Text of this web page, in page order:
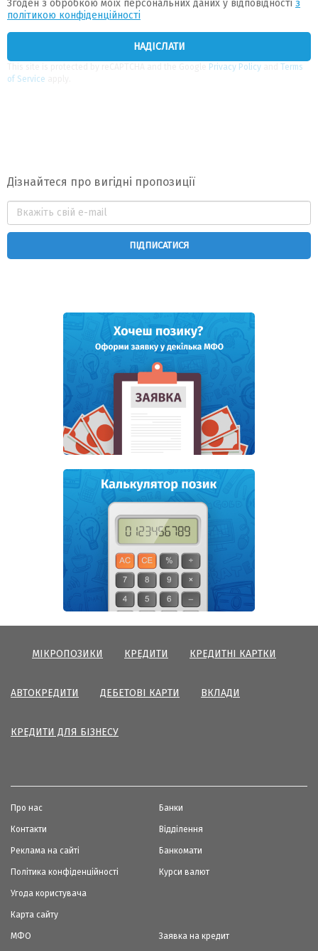
Згоден з обробкою моїх персональних даних у відповідності з
політикою конфіденційності
Privacy Policy
Terms
of Service
Дізнайтеся про вигідні пропозиції
ПІДПИСАТИСЯ
МІКРОПОЗИКИ КРЕДИТИ КРЕДИТНІ КАРТКИ
АВТОКРЕДИТИ ДЕБЕТОВІ КАРТИ ВКЛАДИ
КРЕДИТИ ДЛЯ БІЗНЕСУ
Про нас
Контакти
Реклама на сайті
Політика конфіденційності
Угода користувача
Карта сайту
Банки
Відділення
Банкомати
Курси валют
МФО Заявка на кредит